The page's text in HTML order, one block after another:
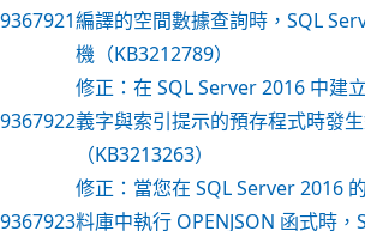
9367921編譯的空間數據查詢時，SQL
機（KB3212789）
9367922
修正：在 SQL Server 2016 中建
義字與索引提示的預存程式時發
（KB3213263）
9367923
修正：當您在 SQL Server 2016
料庫中執行 OPENJSON 函式時，